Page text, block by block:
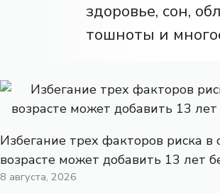
здоровье, сон,
тошноты и
Избегание трех факторов риска в
возрасте может добавить 13 лет
8 августа, 2026